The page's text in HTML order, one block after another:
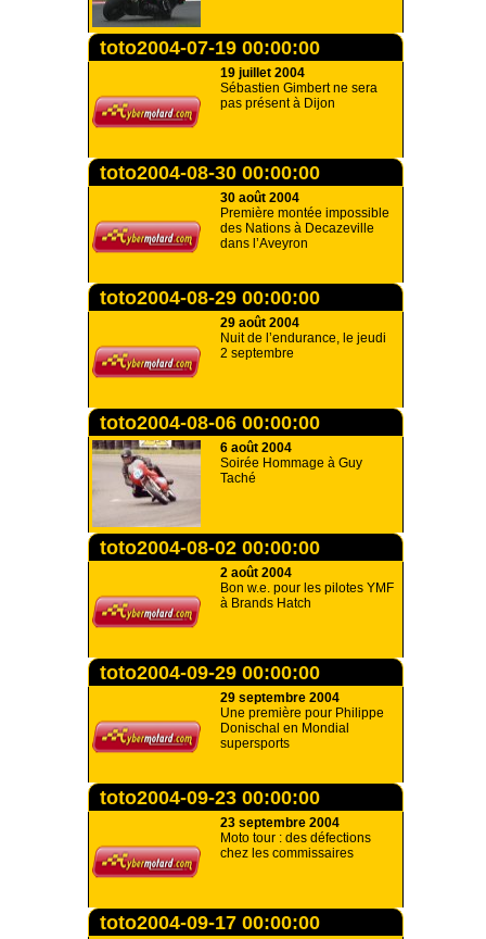
toto2004-07-19 00:00:00
19 juillet 2004
Sébastien Gimbert ne sera
pas présent à Dijon
toto2004-08-30 00:00:00
30 août 2004
Première montée impossible
des Nations à Decazeville
dans l’Aveyron
toto2004-08-29 00:00:00
29 août 2004
Nuit de l’endurance, le jeudi
2 septembre
toto2004-08-06 00:00:00
6 août 2004
Soirée Hommage à Guy
Taché
toto2004-08-02 00:00:00
2 août 2004
Bon w.e. pour les pilotes YMF
à Brands Hatch
toto2004-09-29 00:00:00
29 septembre 2004
Une première pour Philippe
Donischal en Mondial
supersports
toto2004-09-23 00:00:00
23 septembre 2004
Moto tour : des défections
chez les commissaires
toto2004-09-17 00:00:00